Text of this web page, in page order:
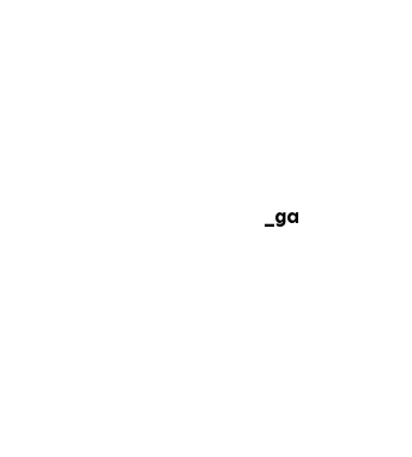
_ga